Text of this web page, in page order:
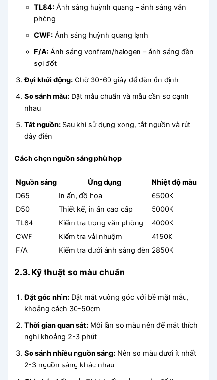
TL84: Ánh sáng huỳnh quang – ánh sáng văn
phòng
CWF: Ánh sáng huỳnh quang lạnh
F/A: Ánh sáng vonfram/halogen – ánh sáng đèn
sợi đốt
Đợi khởi động: Chờ 30-60 giây để đèn ổn định
So sánh màu:Đặt mẫu chuẩn và mẫu cần so cạnh
nhau
Tắt nguồn: Sau khi sử dụng xong, tắt nguồn và rút
dây điện
Cách chọn nguồn sáng phù hợp
Nguồn sáng Ứng dụng
Nhiệt độ màu
D65
In ấn, đồ họa
6500K
D50
Thiết kế, in ấn cao cấp
5000K
TL84
Kiểm tra trong văn phòng
4000K
CWF
Kiểm tra vải nhuộm
4150K
F/A
Kiểm tra dưới ánh sáng đèn 2850K
2.3. Kỹ thuật so màu chuẩn
Đặt góc nhìn:Đặt mắt vuông góc với bề mặt mẫu,
khoảng cách 30-50cm
Thời gian quan sát: Mỗi lần so màu nên để mắt thích
nghi khoảng 2-3 phút
So sánh nhiều nguồn sáng: Nên so màu dưới ít nhất
2-3 nguồn sáng khác nhau